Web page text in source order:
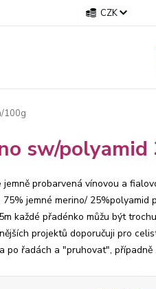
CZK
100g
sw/polyamid
jemně probarvená vínovou a
jemné merino/ 25%polyamid
každé přadénko můžu být
projektů doporučuji pro
po řadách a "pruhovat", případně